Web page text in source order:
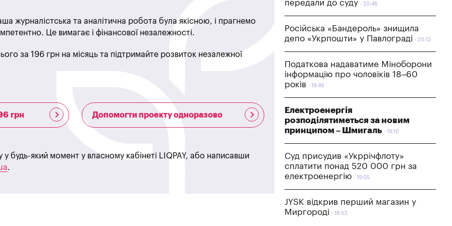
журналістська та аналітична робота була якісною, і прагнемо
Це вимагає і фінансової незалежності.
за 196 грн на місяць та підтримайте розвиток незалежної
грн Допомогти проекту одноразово
у будь-який момент у власному кабінеті LIQPAY, або написавши
.
передали до суду 20:46
Російська «Бандероль» знищила
депо «Укрпошти» у Павлограді
20:13
Податкова надаватиме Міноборони
інформацію про чоловіків 18–60
років
19:49
Електроенергія
розподілятиметься за новим
принципом – Шмигаль
19:10
Суд присудив «Укррічфлоту»
сплатити понад 520 000 грн за
електроенергію
19:05
JYSK відкрив перший магазин у
Миргороді
18:53